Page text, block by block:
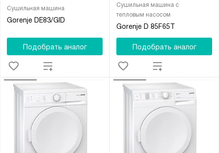
Сушильная машина
Gorenje DE83/GID
Подобрать аналог
Сушильная машина с
тепловым насосом
Gorenje D 85F65T
Подобрать аналог